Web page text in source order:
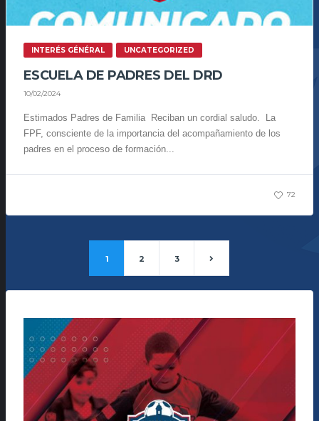
INTERÉS GÉNÉRAL UNCATEGORIZED
ESCUELA DE PADRES DEL DRD
10/02/2024
Estimados Padres de Familia Reciban un cordial saludo. La
FPF, consciente de la importancia del acompañamiento de los
padres en el proceso de formación...
72
1 2 3